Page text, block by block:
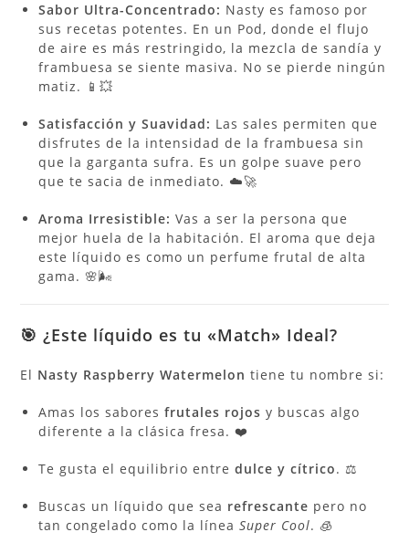
Sabor Ultra-Concentrado: Nasty es famoso por
sus recetas potentes. En un Pod, donde el flujo
de aire es más restringido, la mezcla de sandía y
frambuesa se siente masiva. No se pierde ningún
matiz. 📱💥
Satisfacción y Suavidad: Las sales permiten que
disfrutes de la intensidad de la frambuesa sin
que la garganta sufra. Es un golpe suave pero
que te sacia de inmediato. ☁️🚀
Aroma Irresistible: Vas a ser la persona que
mejor huela de la habitación. El aroma que deja
este líquido es como un perfume frutal de alta
gama. 🌸🌬️
🎯 ¿Este líquido es tu «Match» Ideal?
El Nasty Raspberry Watermelon tiene tu nombre si:
Amas los saboresfrutales rojos y buscas algo
diferente a la clásica fresa. ❤️
Te gusta el equilibrio entredulce y cítrico. ⚖️
Buscas un líquido que sea refrescante pero no
tan congelado como la líneaSuper Cool. 🧊